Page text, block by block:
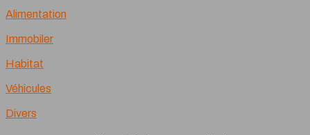
Alimentation
Immobiler
Habitat
Véhicules
Divers